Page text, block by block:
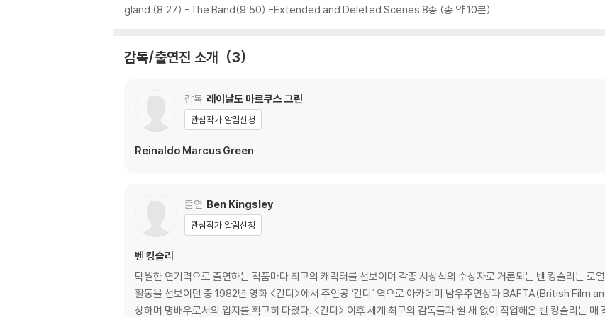
다.
※ 교환/반품 안내
1) 불량으로 인한 교환/반품 요청 시에는 불량 확인을 위해 개봉 시의 동영상을 요청할 수 있으며, 동영상이 없는 경우 교
관련 사진과 동영상 및 재생 기기 모델명을 첨부하여 첨부하여 고객센터에 문의 바랍니다.
2) 사양 오인지, 오 구매, 변심 사유로의 반품은 제품 개봉 전에만 운임비 부담 후 처리 가능합니다.
gland (8:27) -The Band(9:50) -Extended and Deleted Scenes 8종 (총 약 10분)
감독/출연진 소개 3
감독 레이날도 마르쿠스 그린
관심작가 알림신청
Reinaldo Marcus Green
출연 Ben Kingsley
관심작가 알림신청
벤 킹슬리
탁월한 연기력으로 출연하는 작품마다 최고의 캐릭터를 선보이며 각종 시상식의 수상자로 거론되는 벤 킹슬리는 로
활동을 선보이던 중 1982년 영화 <간디>에서 주인공 ‘간디` 역으로 아카데미 남우주연상과 BAFTA(British Film
상하며 명배우로서의 입지를 확고히 다졌다. <간디> 이후 세계 최고의 감독들과 쉴 새 없이 작업해온 벤 킹슬리는 매 작품마다 전혀 다른 다양한 연기를 선보였다. 1991년